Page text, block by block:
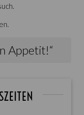
Appetit!“